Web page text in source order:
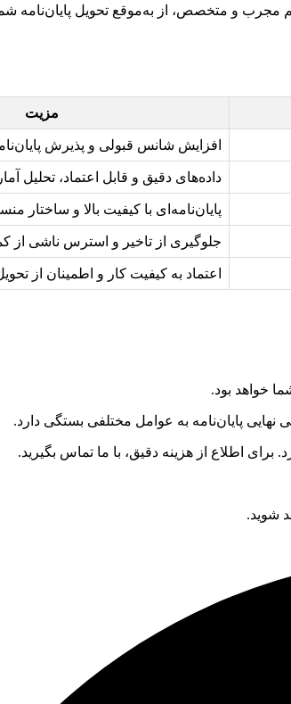
مجرب و متخصص، از به‌موقع تحویل پایان‌نامه
مزیت
افزایش شانس قبولی و پذیرش
داده‌های دقیق و قابل اعتماد، تحلیل
پایان‌نامه‌ای با کیفیت بالا و ساختار
جلوگیری از تاخیر و استرس ناشی از
اعتماد به کیفیت کار و اطمینان از
خواهد بود.
پایان‌نامه به عوامل مختلفی بستگی دارد.
اطلاع از هزینه دقیق، با ما تماس بگیرید.
شوید.